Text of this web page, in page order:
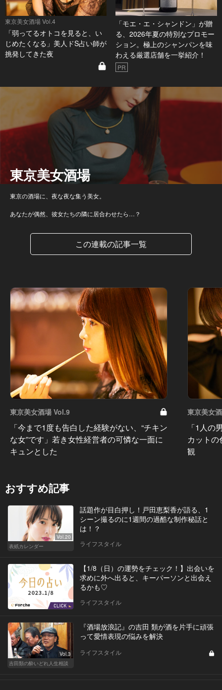
東京美女酒場 Vol.4
「弱ってるオトコを見ると、い
じめたくなる」美人ドS占い師が
挑発してきた夜
「モエ・エ・シャンドン」が贈
る、2026年夏の特別なプロモー
ション。極上のシャンパンを味
わえる厳選店舗を一挙紹介！
PR
東京美女酒場
東京の酒場に、夜な夜な集う美女。
あなたが偶然、彼女たちの隣に居合わせたら…？
この連載の記事一覧
東京美女酒場 Vol.9
「今まで1度も告白した経験がない、“チキン
な女”です」若き女性経営者の可憐な一面に
キュンとした
東京美女
「1人
カットの
観
おすすめ記事
Vol.20
表紙カレンダー
話題作が目白押し！戸田恵梨香が語る、1
シーン撮るのに1週間の過酷な制作秘話と
は！？
ライフスタイル
【1/8（日）の運勢をチェック！】出会いを
求めに外へ出ると、キーパーソンと出会え
るかも♡
ライフスタイル
Vol.3
吉田類の酔いどれ人生相談
『酒場放浪記』の吉田 類が酒を片手に頑張
って愛情表現の悩みを解決
ライフスタイル